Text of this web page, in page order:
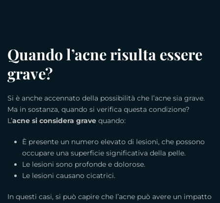
Quando l’acne risulta essere
grave?
Si è anche accennato della possibilità che l’acne sia grave.
Ma in sostanza, quando si verifica questa condizione?
L’acne si considera grave quando:
È presente un numero elevato di lesioni, che possono
occupare una superficie significativa della pelle.
Le lesioni sono profonde e dolorose.
Le lesioni causano cicatrici.
In questi casi, si può capire che l’acne può avere un impatto